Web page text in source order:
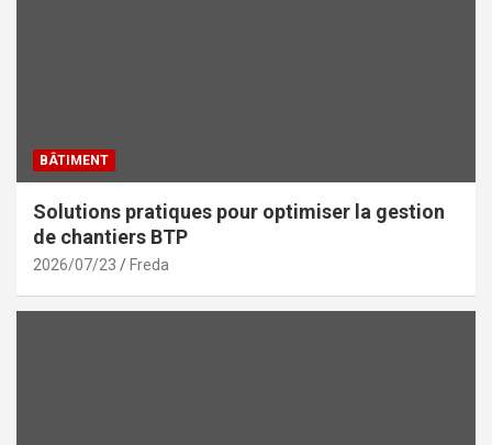
BÂTIMENT
Solutions pratiques pour optimiser la gestion
de chantiers BTP
2026/07/23 Freda